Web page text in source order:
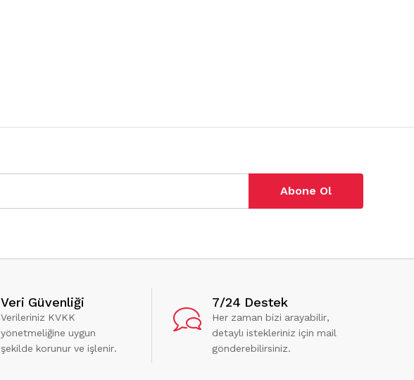
Abone Ol
Veri Güvenliği
Verileriniz KVKK
yönetmeliğine uygun
şekilde korunur ve işlenir.
7/24 Destek
Her zaman bizi arayabilir,
detaylı istekleriniz için mail
gönderebilirsiniz.